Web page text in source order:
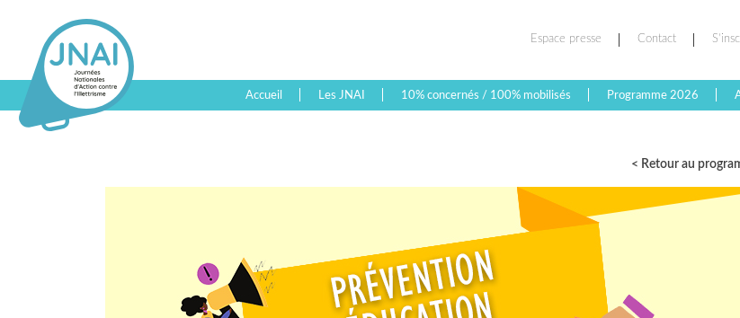
Espace presse Contact
Accueil Les JNAI 10% concernés / 100% mobilisés Programme 2026
< Retour au